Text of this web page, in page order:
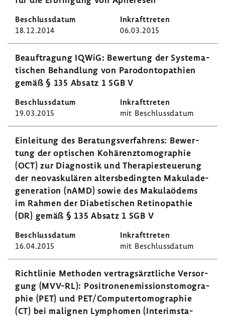
18.12.2014 06.03.2015
Beauf­tra­gung IQWiG: Bewer­tung der Syste­ma­
ti­schen Behand­lung von Parodon­topa­thien
gemäß § 135 Absatz 1 SGB V
19.03.2015 mit Beschluss­datum
Einlei­tung des Bera­tungs­ver­fah­rens: Bewer­
tung der opti­schen Kohä­renz­to­mo­gra­phie
(OCT) zur Diagnostik und Thera­pie­steue­rung
der neovas­ku­lären alters­be­dingten Maku­la­de­
ge­ne­ra­tion (nAMD) sowie des Maku­laödems
im Rahmen der Diabe­ti­schen Reti­no­pa­thie
(DR) gemäß § 135 Absatz 1 SGB V
16.04.2015 mit Beschluss­datum
Richt­linie Methoden vertrags­ärzt­liche Versor­
gung (MVV-RL): Posi­tro­nen­emis­si­ons­to­mo­gra­
phie (PET) und PET/Compu­ter­to­mo­gra­phie
(CT) bei mali­gnen Lymphomen (Inte­rims­ta­